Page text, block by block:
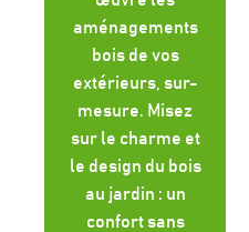
aménagements
bois de vos
extérieurs, sur-
mesure. Misez
sur le charme et
le design du bois
au jardin : un
confort sans